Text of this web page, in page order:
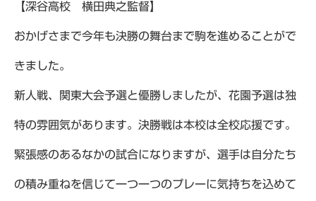
【深谷高校 横田典之監督】
おかげさまで今年も決勝の舞台まで駒を進めることがで
きました。
新人戦、関東大会予選と優勝しましたが、花園予選は独
特の雰囲気があります。決勝戦は本校は全校応援です。
緊張感のあるなかの試合になりますが、選手は自分たち
の積み重ねを信じて一つ一つのプレーに気持ちを込めて